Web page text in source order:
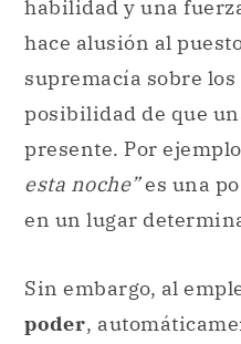
habilidad y una
hace alusión al
supremacía sobre
posibilidad de que
presente. Por
esta noche”es una
en un lugar
Sin embargo, al
poder,